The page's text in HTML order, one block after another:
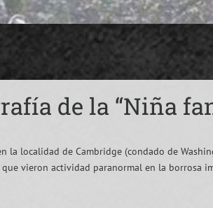
de la “Niña
la localidad de Cambridge (condado de
que vieron actividad paranormal en la borrosa